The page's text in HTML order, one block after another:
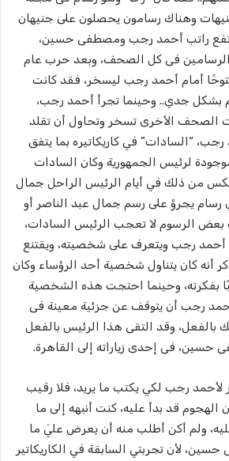
يحصل على 8 جنيهات وهناك رسامون يحصلون على جنيهان
ارتفع راتب أحمد رجب ومصطفى حسين،
فى كل الصحف، وبعد حرب عام
مفتوحًا أمام أحمد رجب ليسخر، فقد كانت
جدي.. وحينما تجرأ أحمد رجب،
الصحف الأخرى تسخر وتحاول أن تقلد
“السادات” في كاريكاتيره بما يتفق
لرئيس الجمهورية وكان السادات
من ذلك في أيام الرئيس الراحل جمال
رسام يجرؤ على رسم جمال عبد الناصر أو
بعض الرسوم لا تعجب الرئيس السادات،
أحمد رجب ويتعرف على شخصيته، ويقتنع
أنه كان يتناول شخصية أحد الرؤساء وكان
بفكرته، وحينما احتجت هذه الشخصية
رجب أن يتوقف عن جزئية معينة فى
بالفعل، وقد التقى هذا الرئيس بالفعل
فى إحدى زياراته إلى القاهرة.
لأحمد رجب لكي يكتب ما يريد، فلا رقيب
الهجوم قد بدأ عليه، كنت أنبهه إلى ما
ولم أكن أطلب منه أن يعرض عليَ ما
لأن تجربتي السابقة في الكاريكاتير